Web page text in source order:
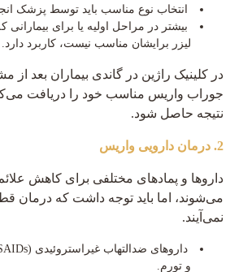
انتخاب نوع مناسب باید توسط پزشک
بیشتر در مراحل اولیه یا برای
لیزر برایشان مناسب نیست، کاربرد دارد.
در کلینیک راژین در گاندی بیماران بعد از
جوراب واریس مناسب خود را دریافت
نتیجه حاصل شود.
2. درمان دارویی واریس
داروها و پمادهای مختلفی برای کاهش
می‌شوند، اما باید توجه داشت که درمان
نمی‌آیند.
و تورم.